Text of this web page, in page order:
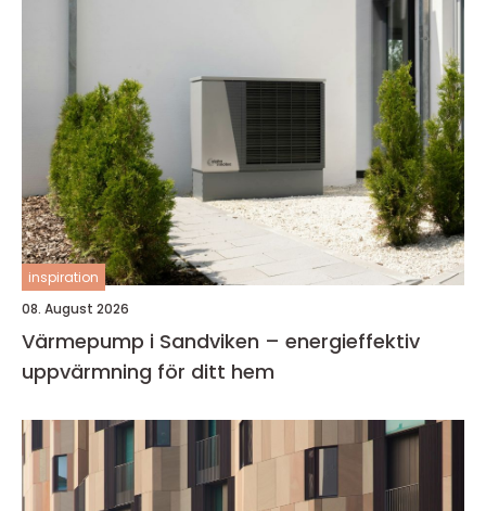
inspiration
08. August 2026
Värmepump i Sandviken – energieffektiv
uppvärmning för ditt hem